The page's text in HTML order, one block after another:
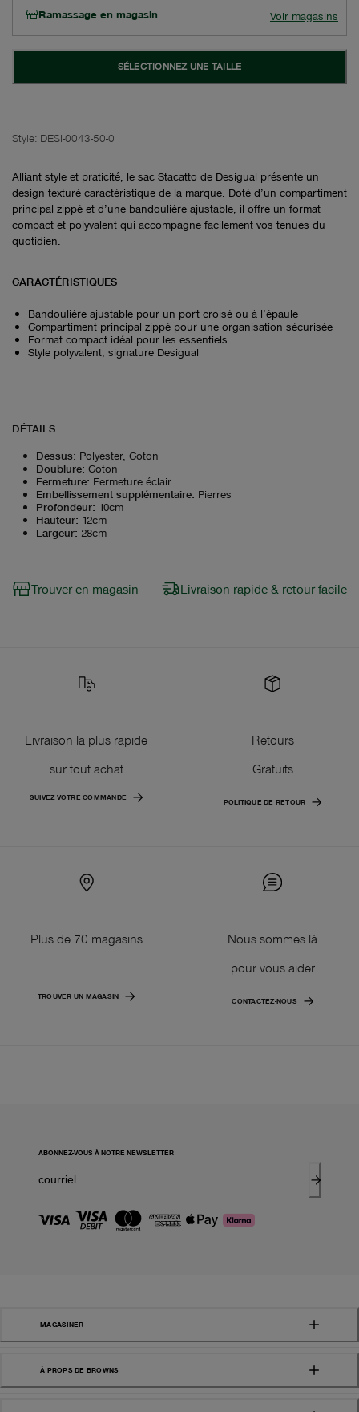
Ramassage en magasin Voir magasins
SÉLECTIONNEZ UNE TAILLE
Style: DESI-0043-50-0
Alliant style et praticité, le sac Stacatto de Desigual présente un
design texturé caractéristique de la marque. Doté d’un compartiment
principal zippé et d’une bandoulière ajustable, il offre un format
compact et polyvalent qui accompagne facilement vos tenues du
quotidien.
CARACTÉRISTIQUES
Bandoulière ajustable pour un port croisé ou à l’épaule
Compartiment principal zippé pour une organisation sécurisée
Format compact idéal pour les essentiels
Style polyvalent, signature Desigual
DÉTAILS
Dessus: Polyester, Coton
Doublure: Coton
Fermeture: Fermeture éclair
Embellissement supplémentaire: Pierres
Profondeur: 10cm
Hauteur: 12cm
Largeur: 28cm
Trouver en magasin Livraison rapide & retour facile
Livraison la plus rapide
sur tout achat
SUIVEZ VOTRE COMMANDE
Retours
Gratuits
POLITIQUE DE RETOUR
Plus de 70 magasins
TROUVER UN MAGASIN
Nous sommes là
pour vous aider
CONTACTEZ-NOUS
ABONNEZ-VOUS À NOTRE NEWSLETTER
MAGASINER
À PROPS DE BROWNS